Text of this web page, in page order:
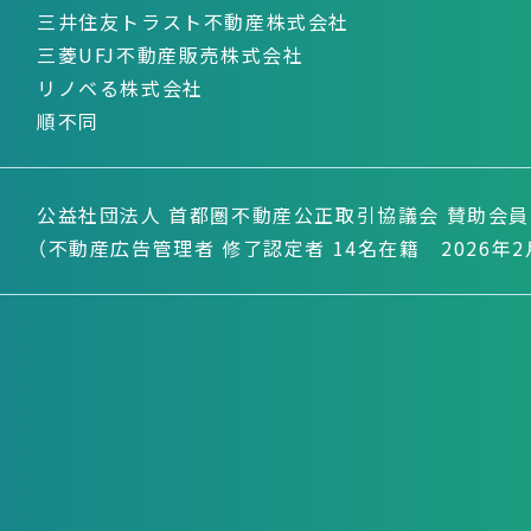
三井住友トラスト不動産株式会社
三菱UFJ不動産販売株式会社
リノベる株式会社
順不同
公益社団法人 首都圏不動産公正取引協議会 賛助会員
（不動産広告管理者 修了認定者 14名在籍 2026年2